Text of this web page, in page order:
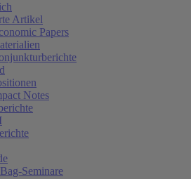
Artikel
Papers
Notes
Seminare